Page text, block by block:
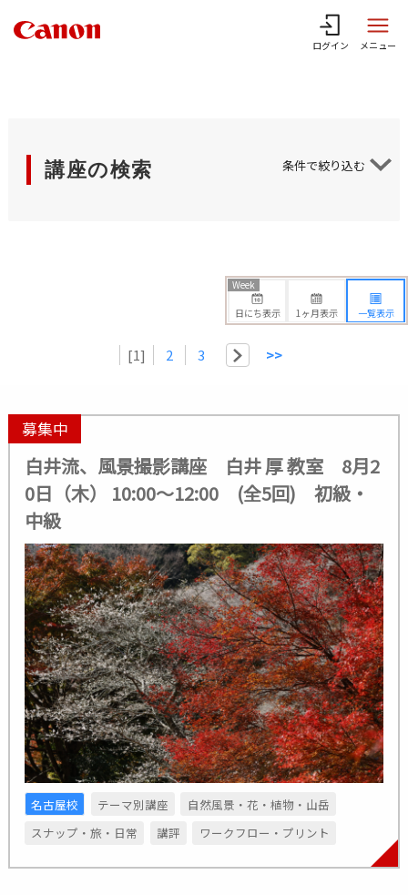
ログイン メニュー
講座の検索 条件で絞り込む
日にち表示
Week
1ヶ月表示 一覧表示
[1] 2 3 >>
募集中
白井流、風景撮影講座 白井 厚 教室 8月2
0日（木） 10:00～12:00 (全5回) 初級・
中級
名古屋校 テーマ別講座
自然風景・花・植物・山岳
スナップ・旅・日常
講評 ワークフロー・プリント